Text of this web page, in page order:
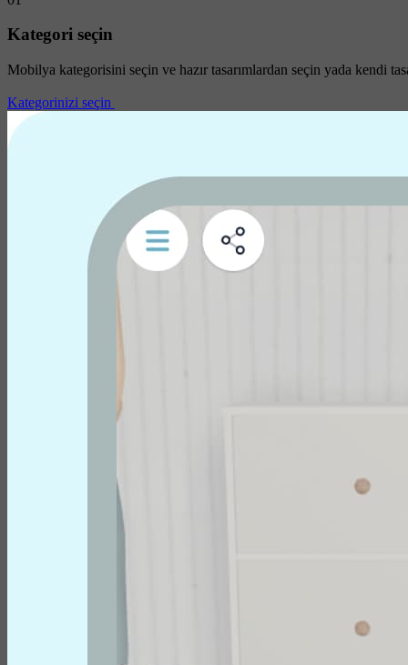
Kategori seçin
Mobilya kategorisini seçin ve hazır tasarımlardan seçin yada kendi
Kategorinizi seçin